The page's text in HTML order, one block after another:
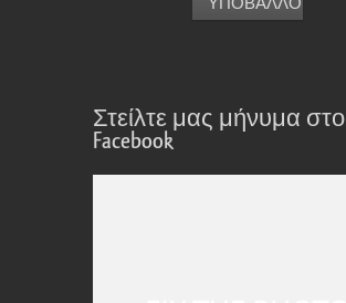
Στείλτε μας μήνυμα στο
Facebook